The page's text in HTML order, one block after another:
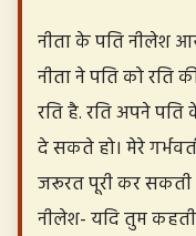
नीता के पति नीलेश
नीता ने पति को रति
रति है. रति अपने
दे सकते हो। मेरे
जरूरत पूरी कर सकती
नीलेश- यदि तुम